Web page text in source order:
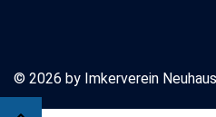
© 2026 by Imkerverein